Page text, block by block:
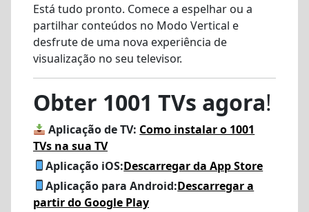
Está tudo pronto. Comece a espelhar ou a
partilhar conteúdos no Modo Vertical e
desfrute de uma nova experiência de
visualização no seu televisor.
Obter 1001 TVs agora!
Aplicação de TV: Como instalar o 1001
TVs na sua TV
Aplicação iOS:Descarregar da App Store
Aplicação para Android:Descarregar a
partir do Google Play